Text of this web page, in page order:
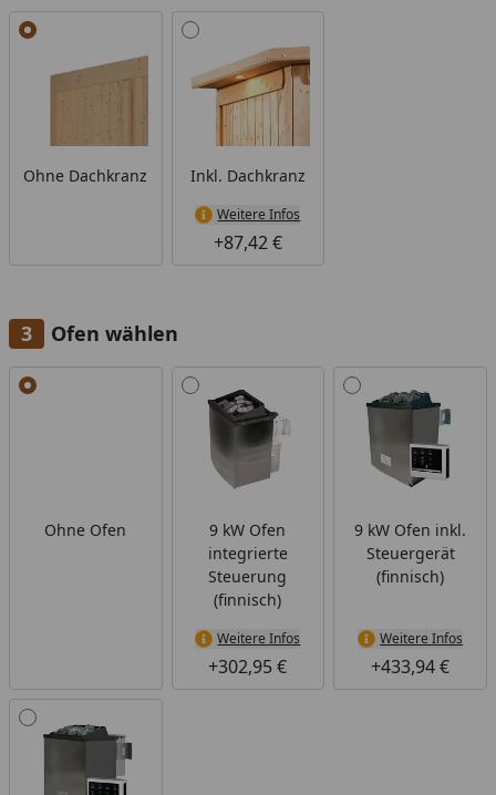
Alle anzeigen (2)
Ohne Dachkranz Inkl. Dachkranz
Weitere Infos
+87,42 €
Ofen wählen
Alle anzeigen (4)
Ohne Ofen
9 kW Ofen
integrierte
Steuerung
(finnisch)
Weitere Infos
+302,95 €
9 kW Ofen inkl.
Steuergerät
(finnisch)
Weitere Infos
+433,94 €